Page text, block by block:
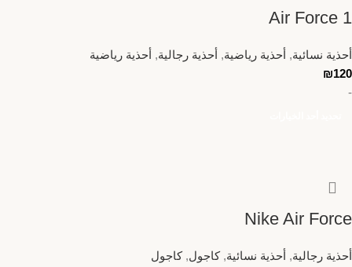
Air Force 1
أحذية نسائية, أحذية رياضية, أحذية رجالية, أحذية رياضية
₪120
-
Nike Air Force
أحذية رجالية, أحذية نسائية,كاجول,كاجول